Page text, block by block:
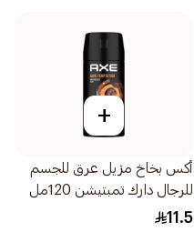
+
أكس بخاخ مزيل عرق للجسم
للرجال دارك تمبتيشن 120مل
11.5